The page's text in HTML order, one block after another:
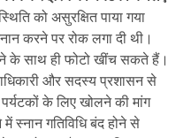
को असुरक्षित पाया गया
करने पर रोक लगा दी थी।
के साथ ही फोटो खींच सकते हैं।
और सदस्य प्रशासन से
के लिए खोलने की मांग
गतिविधि बंद होने से